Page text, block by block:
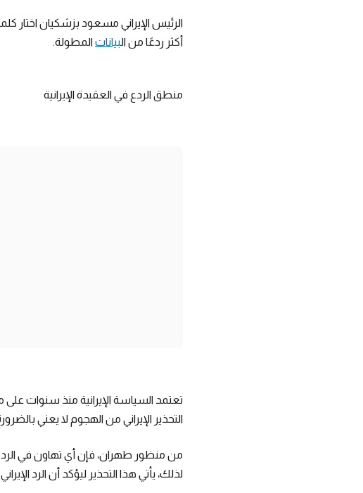
الرئيس الإيراني مسعود بزشكيان اختار
أكثر ردعًا من البيانات المطولة.
منطق الردع في العقيدة الإيرانية
تعتمد السياسة الإيرانية منذ سنوات على
التحذير الإيراني من الهجوم لا يعني
من منظور طهران، فإن أي تهاون في
لذلك، يأتي هذا التحذير ليؤكد أن الرد